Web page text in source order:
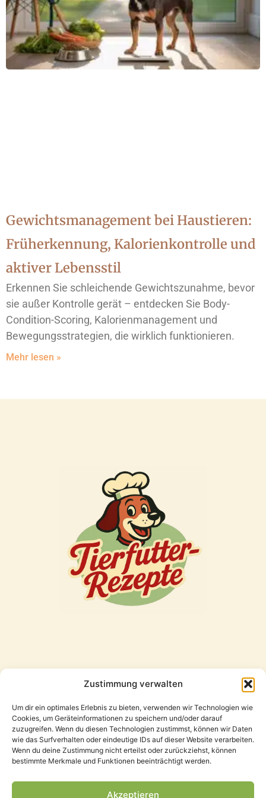
Zustimmung verwalten
Um dir ein optimales Erlebnis zu bieten, verwenden wir Technologien wie
Cookies, um Geräteinformationen zu speichern und/oder darauf
zuzugreifen. Wenn du diesen Technologien zustimmst, können wir Daten
wie das Surfverhalten oder eindeutige IDs auf dieser Website verarbeiten.
Wenn du deine Zustimmung nicht erteilst oder zurückziehst, können
bestimmte Merkmale und Funktionen beeinträchtigt werden.
Akzeptieren
Gewichtsmanagement bei Haustieren:
Früherkennung, Kalorienkontrolle und
aktiver Lebensstil
Erkennen Sie schleichende Gewichtszunahme, bevor
sie außer Kontrolle gerät – entdecken Sie Body-
Condition-Scoring, Kalorienmanagement und
Bewegungsstrategien, die wirklich funktionieren.
Mehr lesen »
Freunde